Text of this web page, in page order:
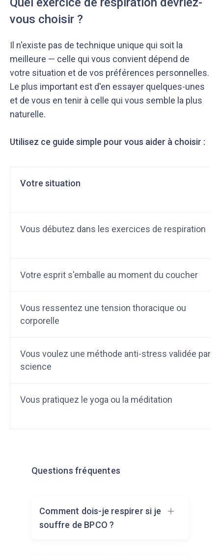
vous choisir ?
Il n'existe pas de technique unique qui soit la
meilleure — celle qui vous convient dépend de
votre situation et de vos préférences personnelles.
Le plus important est d'en essayer quelques-unes
et de vous en tenir à celle qui vous semble la plus
naturelle.
Utilisez ce guide simple pour vous aider à choisir :
Votre situation
Vous débutez dans les exercices de respiration
Votre esprit s'emballe au moment du coucher
Vous ressentez une tension thoracique ou
corporelle
Vous voulez une méthode anti-stress validée par la
science
Vous pratiquez le yoga ou la méditation
Questions fréquentes
Comment dois-je respirer si je
souffre de BPCO ?